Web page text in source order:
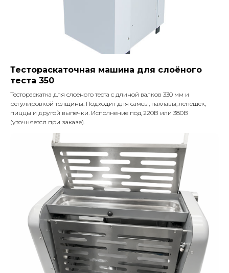
Тестораскаточная машина для слоёного
теста 350
Тестораскатка для слоёного теста с длиной валков 330 мм и
регулировкой толщины. Подходит для самсы, пахлавы, лепёшек,
пиццы и другой выпечки. Исполнение под 220В или 380В
(уточняется при заказе).